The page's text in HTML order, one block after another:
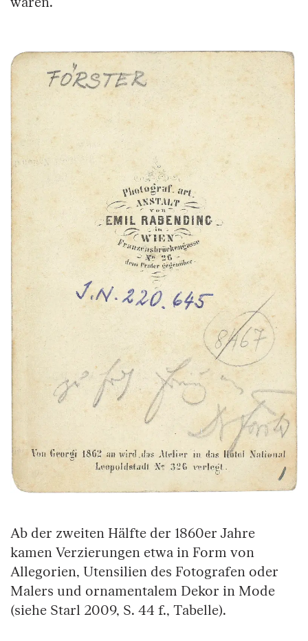
Ab der zweiten Hälfte der 1860er Jahre
kamen Verzierungen etwa in Form von
Allegorien, Utensilien des Fotografen oder
Malers und ornamentalem Dekor in Mode
(siehe Starl 2009, S. 44 f., Tabelle).